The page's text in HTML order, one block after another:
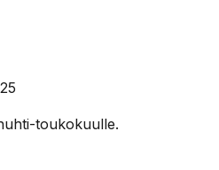
toukokuulle.